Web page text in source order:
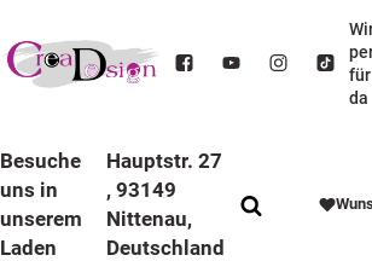
da
Besuche
uns in
unserem
Laden
Hauptstr. 27
, 93149
Nittenau,
Deutschland
Feste Feiern